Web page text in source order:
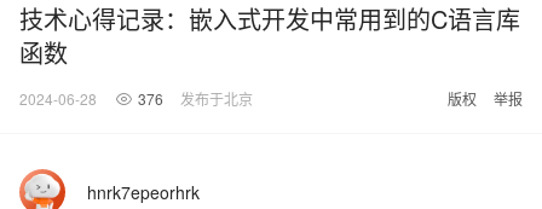
技术心得记录：嵌入式开发中常用到的C语言库
函数
2024-06-28 376 发布于北京 版权 举报
hnrk7epeorhrk